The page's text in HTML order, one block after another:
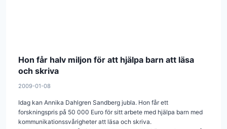
Hon får halv miljon för att hjälpa barn att läsa
och skriva
2009-01-08
Idag kan Annika Dahlgren Sandberg jubla. Hon får ett
forskningspris på 50 000 Euro för sitt arbete med hjälpa barn med
kommunikationssvårigheter att läsa och skriva.